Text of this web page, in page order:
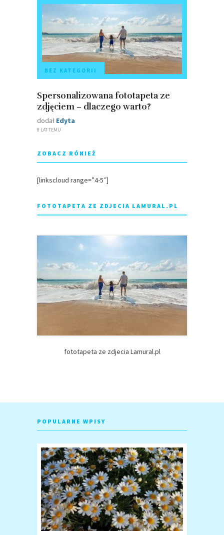
BEZ KATEGORII
Spersonalizowana fototapeta ze
zdjęciem – dlaczego warto?
dodał Edyta
8 LAT TEMU
ZOBACZ RÓNIEŻ
[linkscloud range=”4-5″]
FOTOTAPETA ZE ZDJECIA LAMURAL.PL
fototapeta ze zdjecia Lamural.pl
POPULARNE WPISY